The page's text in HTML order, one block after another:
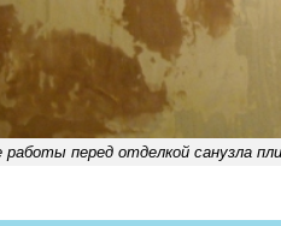
перед отделкой санузла